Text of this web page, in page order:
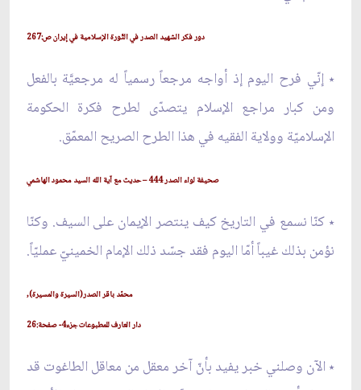
دور فكر الشهيد الصدر في الثّورة الإسلامية في إيران ص:267
٭ إنّي فرح اليوم إذ أواجه مرجعاً رسمياً له مرجعيَّة بالفعل
ومن كبار مراجع الإسلام يتصدّى لطرح فكرة الحكومة
الإسلاميّة وولاية الفقيه في هذا الطرح الصريح المعمّق.
صحيفة لواء الصدر 444 – حديث مع آية الله السيد محمود الهاشمي
٭ كنّا نسمع في التاريخ كيف ينتصر الإيمان على السيف. وكنّا
نؤمن بذلك غيباً أمّا اليوم فقد جسّد ذلك الإمام الخمينيّ عمليّاً.
محمّد باقر الصدر(السيرة والمسيرة),
دار العارف للمطبوعات جزء4- صفحة:26
٭ الآن وصلني خبر يفيد بأنّ آخر معقل من معاقل الطاغوت قد